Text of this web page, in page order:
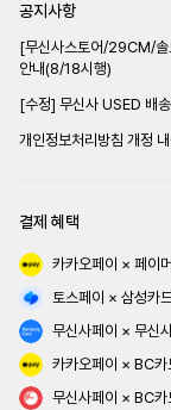
공지사항
[무신사스토어/29CM/솔
안내(8/18시행)
[수정] 무신사 USED 배
개인정보처리방침 개정
결제 혜택
카카오페이 × 페이
토스페이 × 삼성카
무신사페이 × 무신
카카오페이 × BC카
무신사페이 × BC카